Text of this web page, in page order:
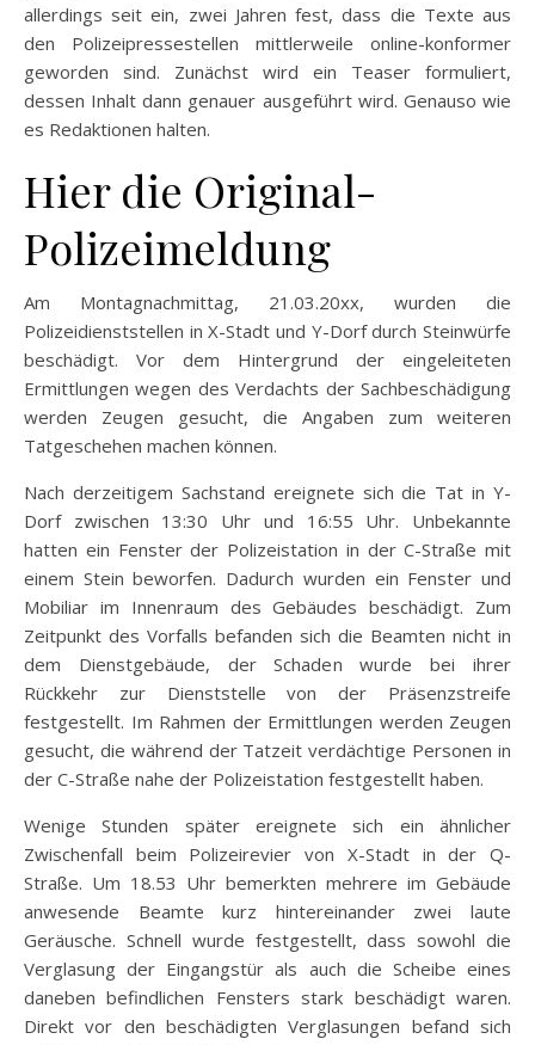
allerdings seit ein, zwei Jahren fest, dass die Texte aus
den Polizeipressestellen mittlerweile online-konformer
geworden sind. Zunächst wird ein Teaser formuliert,
dessen Inhalt dann genauer ausgeführt wird. Genauso wie
es Redaktionen halten.
Hier die Original-
Polizeimeldung
Am Montagnachmittag, 21.03.20xx, wurden die
Polizeidienststellen in X-Stadt und Y-Dorf durch Steinwürfe
beschädigt. Vor dem Hintergrund der eingeleiteten
Ermittlungen wegen des Verdachts der Sachbeschädigung
werden Zeugen gesucht, die Angaben zum weiteren
Tatgeschehen machen können.
Nach derzeitigem Sachstand ereignete sich die Tat in Y-
Dorf zwischen 13:30 Uhr und 16:55 Uhr. Unbekannte
hatten ein Fenster der Polizeistation in der C-Straße mit
einem Stein beworfen. Dadurch wurden ein Fenster und
Mobiliar im Innenraum des Gebäudes beschädigt. Zum
Zeitpunkt des Vorfalls befanden sich die Beamten nicht in
dem Dienstgebäude, der Schaden wurde bei ihrer
Rückkehr zur Dienststelle von der Präsenzstreife
festgestellt. Im Rahmen der Ermittlungen werden Zeugen
gesucht, die während der Tatzeit verdächtige Personen in
der C-Straße nahe der Polizeistation festgestellt haben.
Wenige Stunden später ereignete sich ein ähnlicher
Zwischenfall beim Polizeirevier von X-Stadt in der Q-
Straße. Um 18.53 Uhr bemerkten mehrere im Gebäude
anwesende Beamte kurz hintereinander zwei laute
Geräusche. Schnell wurde festgestellt, dass sowohl die
Verglasung der Eingangstür als auch die Scheibe eines
daneben befindlichen Fensters stark beschädigt waren.
Direkt vor den beschädigten Verglasungen befand sich